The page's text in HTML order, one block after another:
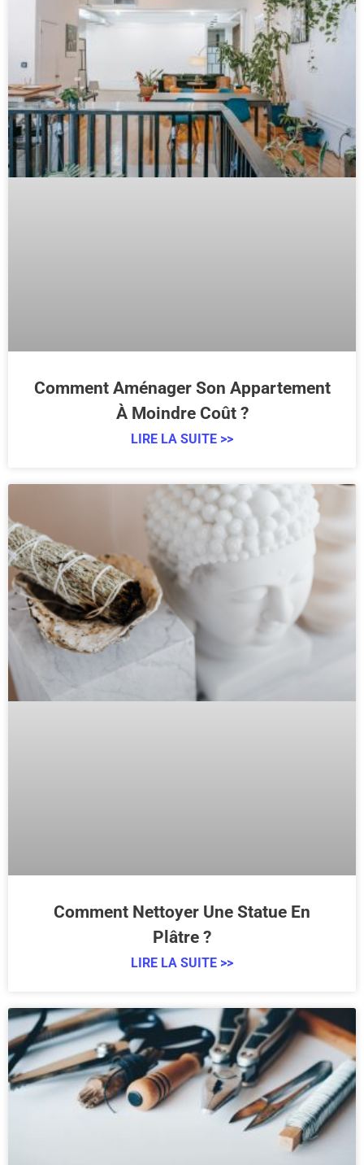
Comment Aménager Son Appartement
À Moindre Coût ?
LIRE LA SUITE >>
Comment Nettoyer Une Statue En
Plâtre ?
LIRE LA SUITE >>